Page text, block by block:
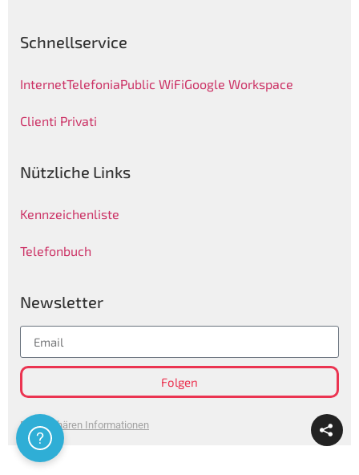
Schnellservice
InternetTelefoniaPublic WiFiGoogle Workspace
Clienti Privati
Nützliche Links
Kennzeichenliste
Telefonbuch
Newsletter
Folgen
Privatsphären Informationen